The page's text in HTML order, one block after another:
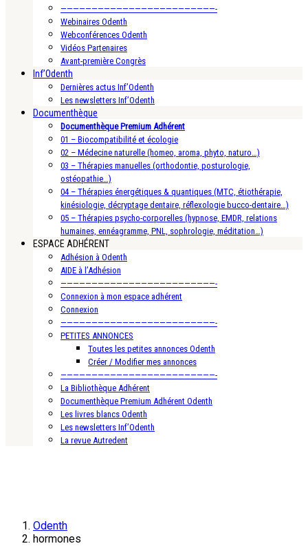
—————————————————————————-
Webinaires Odenth
Webconférences Odenth
Vidéos Partenaires
Avant-première Congrès
Inf’Odenth
Dernières actus Inf’Odenth
Les newsletters Inf’Odenth
Documenthèque
Documenthèque Premium Adhérent
01 – Biocompatibilité et écologie
02 – Médecine naturelle (homeo, aroma, phyto, naturo…)
03 – Thérapies manuelles (orthodontie, posturologie,
ostéopathie…)
04 – Thérapies énergétiques & quantiques (MTC, étiothérapie,
kinésiologie, décryptage dentaire, réflexologie bucco-dentaire…)
05 – Thérapies psycho-corporelles (hypnose, EMDR, relations
humaines, ennéagramme, PNL, sophrologie, méditation…)
ESPACE ADHÉRENT
Adhésion à Odenth
AIDE à l’Adhésion
—————————————————————————-
Connexion à mon espace adhérent
Connexion
—————————————————————————-
PETITES ANNONCES
Toutes les petites annonces Odenth
Créer / Modifier mes annonces
—————————————————————————-
La Bibliothèque Adhérent
Documenthèque Premium Adhérent Odenth
Les livres blancs Odenth
Les newsletters Inf’Odenth
La revue Autredent
Odenth
hormones